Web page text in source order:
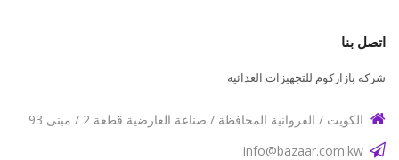
اتصل بنا
شركة بازاركوم للتجهيزات الغدائية
الكويت / الفروانية المحافظة / صناعة العارضية قطعة 2 / مبنى 93
info@bazaar.com.kw